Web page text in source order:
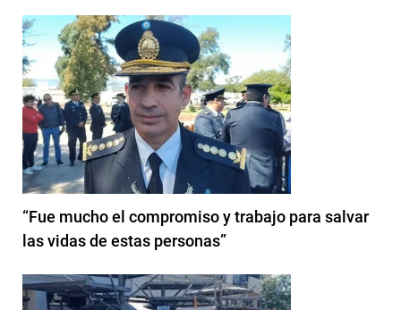
“Fue mucho el compromiso y trabajo para salvar
las vidas de estas personas”